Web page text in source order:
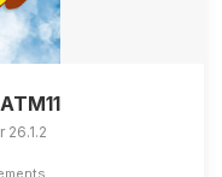
26.1.2